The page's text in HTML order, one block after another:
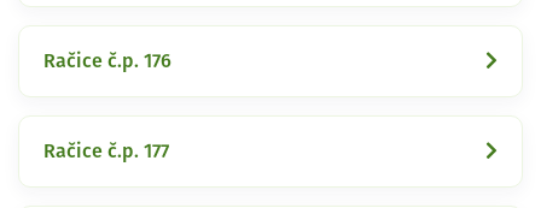
Račice č.p. 176
Račice č.p. 177